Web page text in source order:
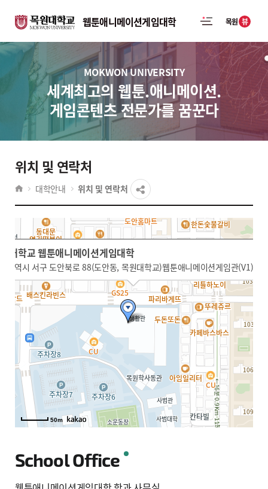
웹툰애니메이션게임대학 목원 뷰
MOKWON UNIVERSITY
세계최고의 웹툰.애니메이션.
게임콘텐츠 전문가를 꿈꾼다
위치 및 연락처
대학안내 위치 및 연락처
대학교 웹툰애니메이션게임대학
광역시 서구 도안북로 88(도안동, 목원대학교)웹툰애니메이션게임관(V1)
50m
대학교 웹툰애니메이션게임대학
광역시 서구 도안북로 88(도안동, 목원대학교)웹툰애니메이션게임관(V1)
50m
School Office